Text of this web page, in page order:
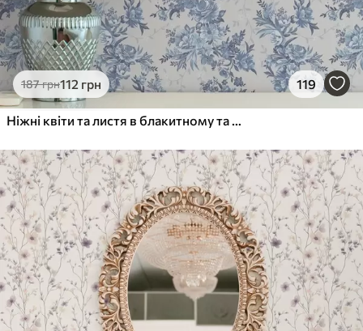
187грн112 грн 119
Ніжні квіти та листя в блакитному та синьому кольорах на світлому фоні